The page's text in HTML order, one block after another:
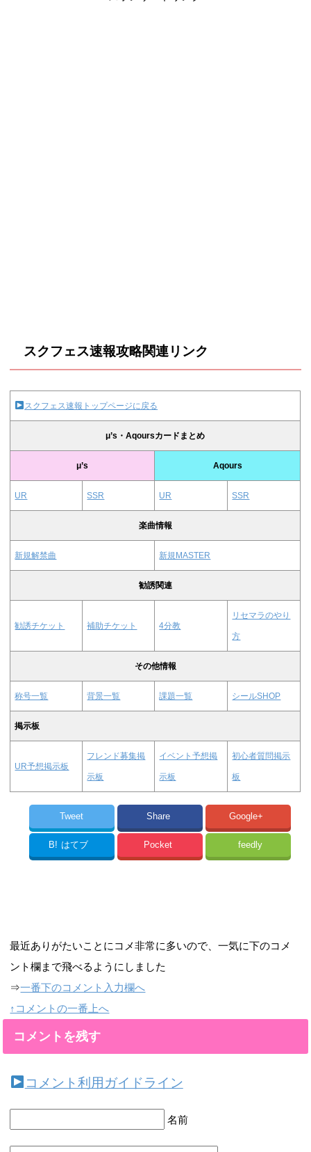
スクフェス速報攻略関連リンク
スクフェス速報トップページに戻る
μ’s・Aqoursカードまとめ
μ’s Aqours
UR SSR UR SSR
楽曲情報
新規解禁曲 新規MASTER
勧誘関連
勧誘チケット 補助チケット 4分教
リセマラのやり
方
その他情報
称号一覧 背景一覧 課題一覧 シールSHOP
掲示板
UR予想掲示板
フレンド募集掲
示板
イベント予想掲
示板
初心者質問掲示
板
Tweet Share Google+
B! はてブ Pocket feedly
最近ありがたいことにコメ非常に多いので、一気に下のコメ
ント欄まで飛べるようにしました
⇒一番下のコメント入力欄へ
↑コメントの一番上へ
コメントを残す
コメント利用ガイドライン
名前